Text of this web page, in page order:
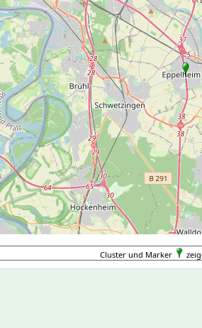
Cluster und Marker